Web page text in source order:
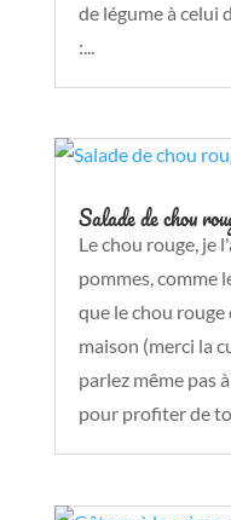
de légume à celui
:...
Salade de chou
Le chou rouge, je
pommes, comme
que le chou rouge
maison (merci la
parlez même pas
pour profiter de